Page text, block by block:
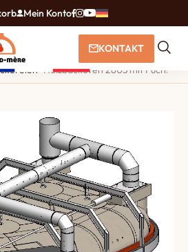
Mein Konto
KONTAKT
> Holzbackofen 2803 mit Fuchs